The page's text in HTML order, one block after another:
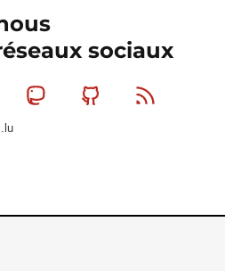
sociaux
Linkedin MastodonGithub